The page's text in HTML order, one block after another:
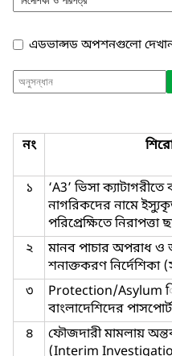
এডভান্সড অপশনগুলো
নং
১
‘A3’ ভিসা
নাগরিকদের নামে
পরিপ্রেক্ষিতে নিরাপত্তা
২
মানব পাচার অপরাধ ও
শনাক্তকরণ নির্দেশিকা
৩
Protection/Asylum
বাংলাদেশিদের
৪
ফৌজদারী মামলায়
(Interim